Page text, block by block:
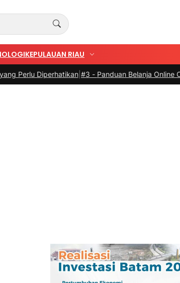
KEPULAUAN RIAU
|#3 -Panduan Belanja Online Cerdas: